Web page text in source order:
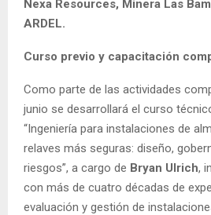
Nexa Resources, Minera Las
ARDEL.
Curso previo y capacitación
Como parte de las actividades
junio se desarrollará el curso
“Ingeniería para instalaciones de
relaves más seguras: diseño,
riesgos”, a cargo de Bryan Ulrich,
con más de cuatro décadas de
evaluación y gestión de